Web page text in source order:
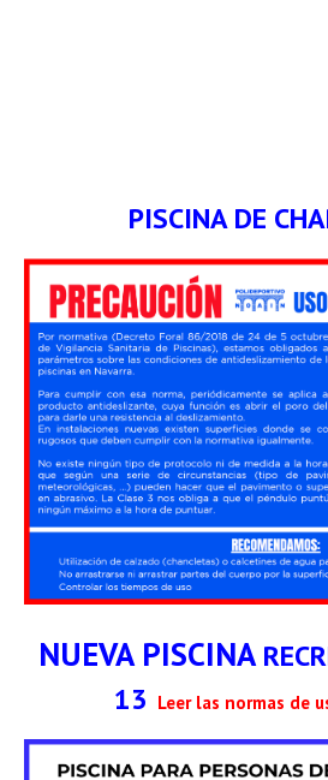
PISCINA DE
NUEVA PISCINA
13 Leer las normas de